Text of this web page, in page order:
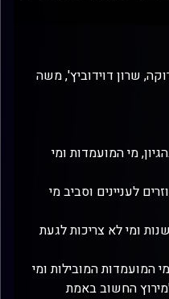
שרון דוידוביץ', משה
מי המועמדות ומי
לעניינים וסביב מי
לשנות ומי לא צריכות לגעת
מי המועמדות המובילות ומי
החשוב באמת